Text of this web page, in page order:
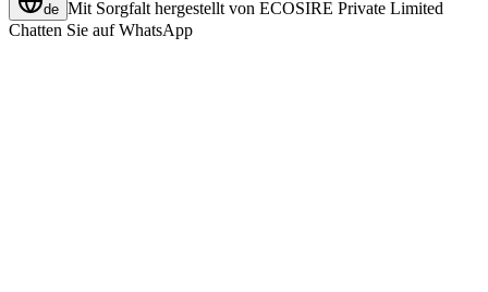
de Mit Sorgfalt hergestellt von ECOSIRE Private Limited
Chatten Sie auf WhatsApp